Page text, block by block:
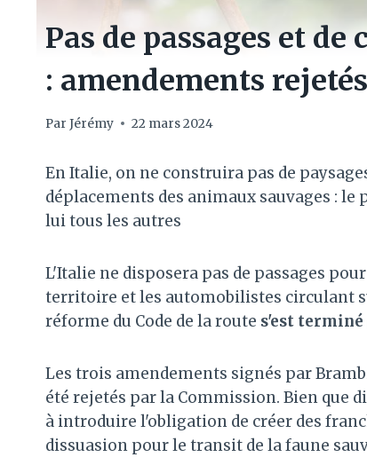
Pas de passages et
: amendements
Par Jérémy 22 mars 2024
En Italie, on ne construira pas de
déplacements des animaux sauvages :
lui tous les autres
L'Italie ne disposera pas de passages
territoire et les automobilistes circulant
réforme du Code de la route s'est terminé
Les trois amendements signés par
été rejetés par la Commission. Bien que
à introduire l'obligation de créer des
dissuasion pour le transit de la faune